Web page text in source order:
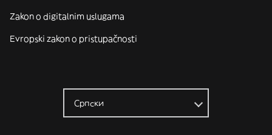
Zakon o digitalnim uslugama
Evropski zakon o pristupačnosti